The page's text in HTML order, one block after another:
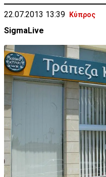
22.07.2013 13:39 Κύπρος
SigmaLive